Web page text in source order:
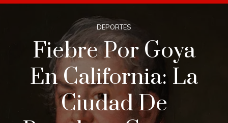
DEPORTES
Fiebre Por Goya
En California: La
Ciudad De